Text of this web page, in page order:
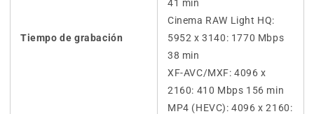
Tiempo de grabación
41 min
Cinema RAW Light HQ:
5952 x 3140: 1770 Mbps
38 min
XF-AVC/MXF: 4096 x
2160: 410 Mbps 156 min
MP4 (HEVC): 4096 x 2160: